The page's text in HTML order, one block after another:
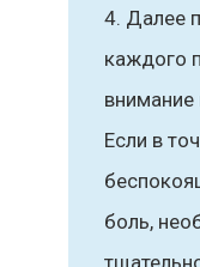
Далее
каждого
Если в
боль,